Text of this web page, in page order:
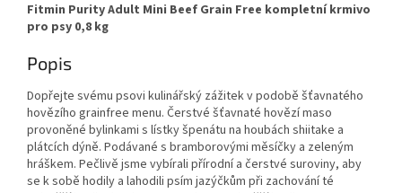
Fitmin Purity Adult Mini Beef Grain Free kompletní krmivo
pro psy 0,8 kg
Popis
Dopřejte svému psovi kulinářský zážitek v podobě šťavnatého
hovězího grainfree menu. Čerstvé šťavnaté hovězí maso
provoněné bylinkami s lístky špenátu na houbách shiitake a
plátcích dýně. Podávané s bramborovými měsíčky a zeleným
hráškem. Pečlivě jsme vybírali přírodní a čerstvé suroviny, aby
se k sobě hodily a lahodili psím jazýčkům při zachování té